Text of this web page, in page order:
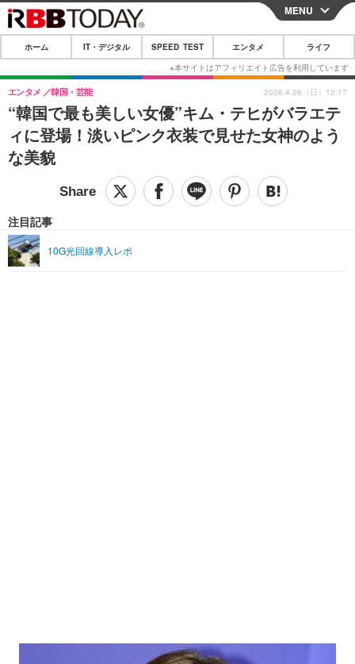
CLOSE
ホーム
IT・デジタル
IT・デジタルTOP スマートフォン
ショッピング その他
SPEED TEST
エンタメ
エンタメTOP 映画・ドラマ
音楽
ペット
リリース一覧
プッシュ通知の停止方法
MENU
ホーム IT・デジタル SPEED TEST エンタメ ライフ
“韓国で最も美しい女優”キム・テヒがバラエテ
ィに登場！淡いピンク衣装で見せた女神のよう
な美貌
エンタメ 韓国・芸能
注目記事
10G光回線導入レポ
2026.4.26（日）12:17